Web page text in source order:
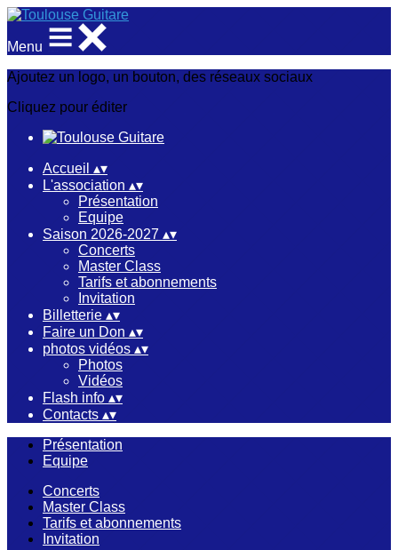
Menu
Ajoutez un logo, un bouton, des réseaux sociaux
Cliquez pour éditer
Accueil ▴▾
L'association ▴▾
Présentation
Equipe
Saison 2026-2027 ▴▾
Concerts
Master Class
Tarifs et abonnements
Invitation
Billetterie ▴▾
Faire un Don ▴▾
photos vidéos ▴▾
Photos
Vidéos
Flash info ▴▾
Contacts ▴▾
Présentation
Equipe
Concerts
Master Class
Tarifs et abonnements
Invitation